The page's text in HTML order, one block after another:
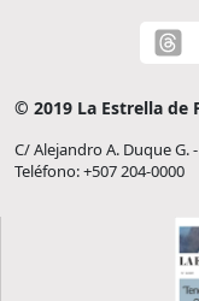
© 2019 La Estrella de
C/ Alejandro A. Duque G.
Teléfono: +507 204-0000